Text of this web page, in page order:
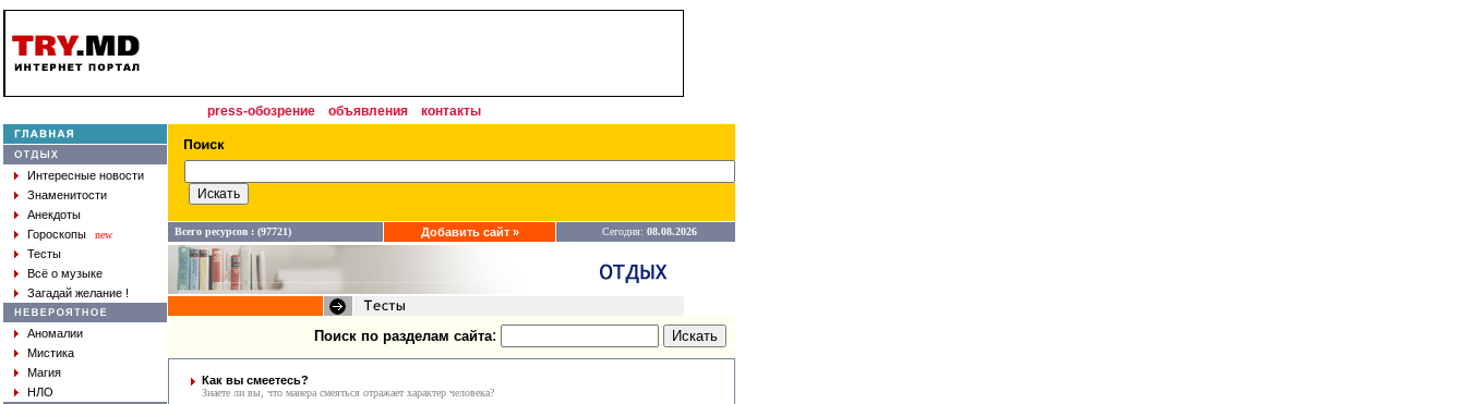
press-обозрение объявления контакты
Интересные новости
Знаменитости
Анекдоты
Гороскопы
new
Тесты
Всё о музыке
Загадай желание !
Аномалии
Мистика
Магия
НЛО
Всего ресурсов : (97721) Добавить сайт » Сегодня: 08.08.2026
Поиск по разделам сайта:
Как вы смеетесь?
Знаете ли вы, что манера смеяться отражает характер человека?